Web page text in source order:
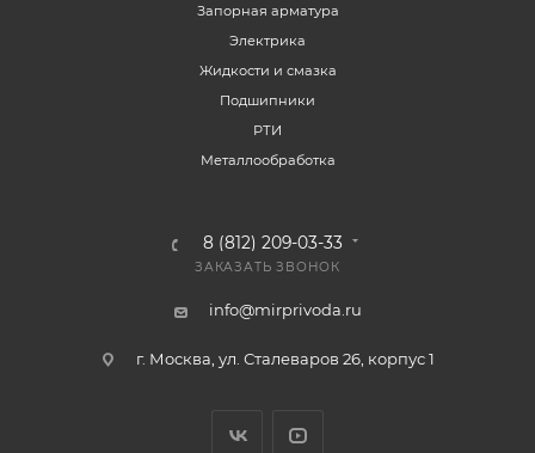
Запорная арматура
Электрика
Жидкости и смазка
Подшипники
РТИ
Металлообработка
8 (812) 209-03-33
ЗАКАЗАТЬ ЗВОНОК
info@mirprivoda.ru
г. Москва, ул. Сталеваров 26, корпус 1